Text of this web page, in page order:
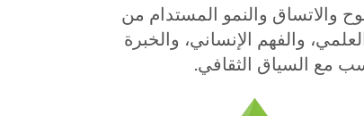
والاتساق والنمو المستدام من
والفهم الإنساني، والخبرة
مع السياق الثقافي.